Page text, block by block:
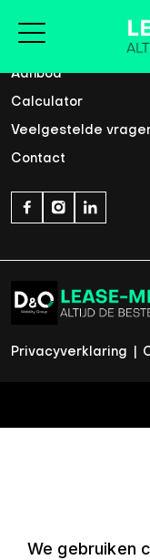
Home
Aanbod
Calculator
Veelgestelde
Contact
Privacyverklaring
We gebruiken